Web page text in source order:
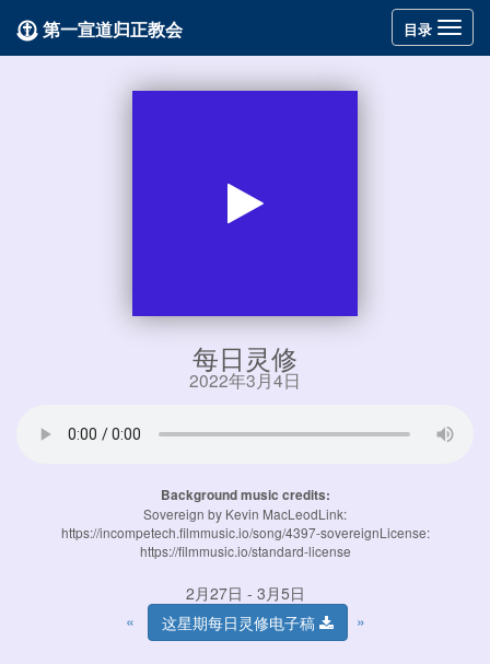
Toggle
navigation
目录
第一宣道归正教会
每日灵修
2022年3月4日
Background music credits:
Sovereign by Kevin MacLeodLink:
https://incompetech.filmmusic.io/song/4397-sovereignLicense:
https://filmmusic.io/standard-license
2月27日 - 3月5日
«
这星期每日灵修电子稿 »